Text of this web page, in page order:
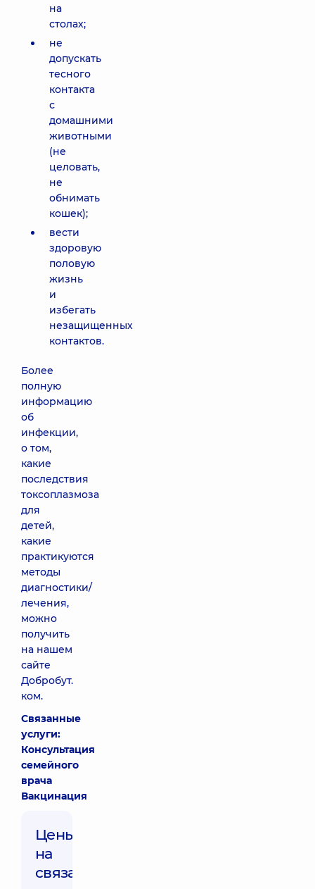
на
столах;
не
допускать
тесного
контакта
с
домашними
животными
(не
целовать,
не
обнимать
кошек);
вести
здоровую
половую
жизнь
и
избегать
незащищенных
контактов.
Более
полную
информацию
об
инфекции,
о том,
какие
последствия
токсоплазмоза
для
детей,
какие
практикуются
методы
диагностики/
лечения,
можно
получить
на нашем
сайте
Добробут.
ком.
Связанные
услуги:
Консультация
семейного
врача
Вакцинация
Цены
на
связанные